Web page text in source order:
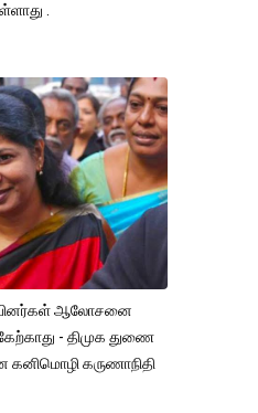
.
ஆலோசனை
- திமுக துணை
கனிமொழி கருணாநிதி